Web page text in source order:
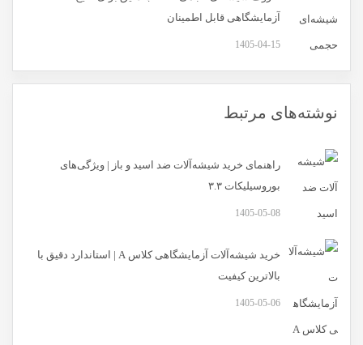
آزمایشگاهی قابل اطمینان
1405-04-15
نوشته‌های مرتبط
راهنمای خرید شیشه‌آلات ضد اسید و باز | ویژگی‌های
بوروسیلیکات ۳.۳
1405-05-08
خرید شیشه‌آلات آزمایشگاهی کلاس A | استاندارد دقیق با
بالاترین کیفیت
1405-05-06